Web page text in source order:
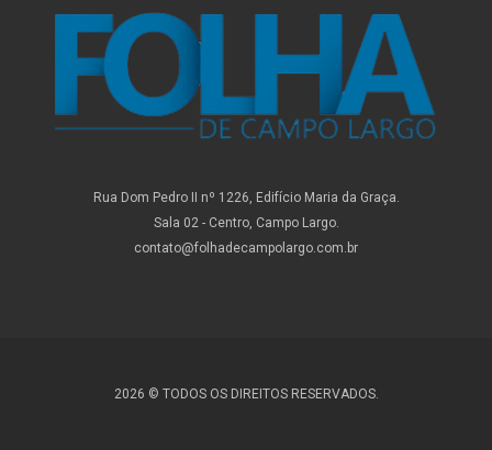
Rua Dom Pedro II nº 1226, Edifício Maria da Graça.
Sala 02 - Centro, Campo Largo.
contato@folhadecampolargo.com.br
2026 © TODOS OS DIREITOS RESERVADOS.